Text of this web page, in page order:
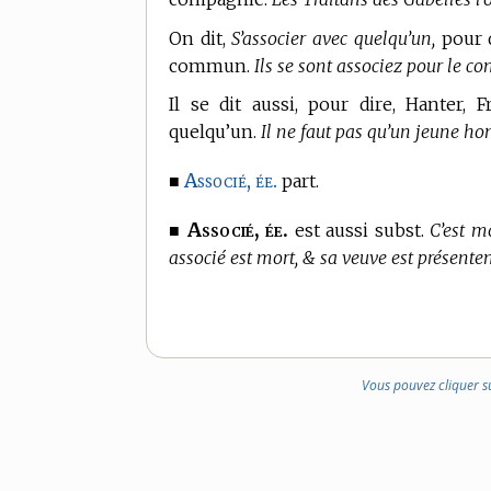
On dit,S’associer avec quelqu’un, pour
commun. Ils se sont associez pour le
Il se dit aussi, pour dire, Hanter,
quelqu’un. Il ne faut pas qu’un jeune
■Associé, ée. part.
■ Associé, ée. est aussi subst. C’est
associé est mort, & sa veuve est
Vous pouvez cliquer